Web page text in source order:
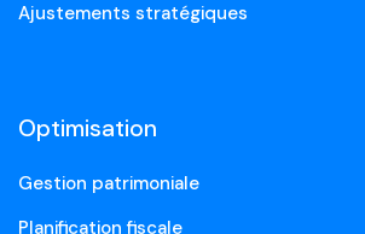
Ajustements stratégiques
Optimisation
Gestion patrimoniale
Planification fiscale